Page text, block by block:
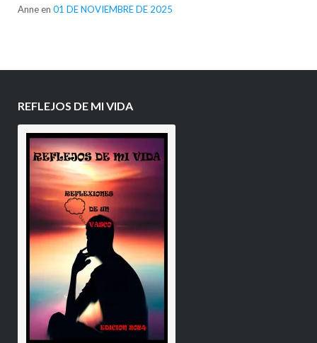
Anneen 01 DE NOVIEMBRE DE 2025
REFLEJOS DE MI VIDA